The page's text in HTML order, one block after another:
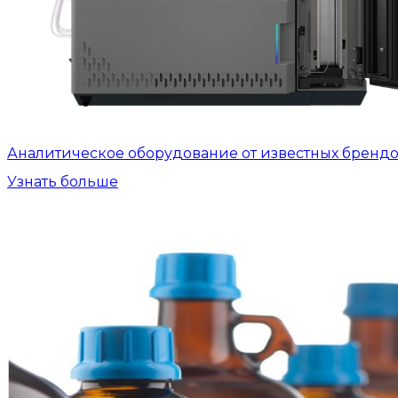
Аналитическое оборудование от известных
Узнать больше